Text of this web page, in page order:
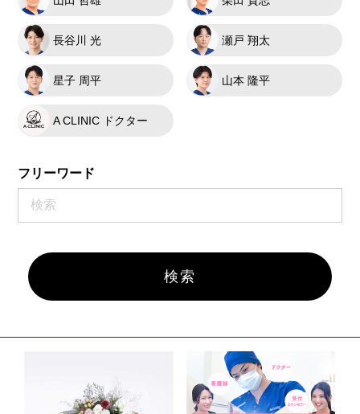
長谷川 光 瀬戸 翔太
星子 周平 山本 隆平
A CLINIC ドクター
フリーワード